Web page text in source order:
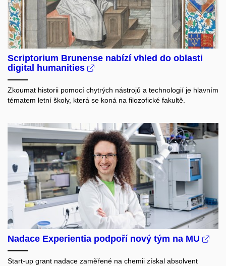
Scriptorium Brunense nabízí vhled do oblasti
digital humanities
Zkoumat historii pomocí chytrých nástrojů a technologií je hlavním
tématem letní školy, která se koná na filozofické fakultě.
Nadace Experientia podpoří nový tým na MU
Start-up grant nadace zaměřené na chemii získal absolvent